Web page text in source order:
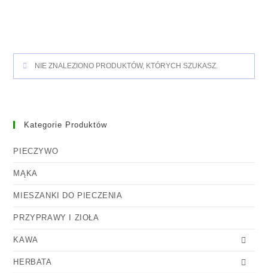
NIE ZNALEZIONO PRODUKTÓW, KTÓRYCH SZUKASZ.
Kategorie Produktów
PIECZYWO
MĄKA
MIESZANKI DO PIECZENIA
PRZYPRAWY I ZIOŁA
KAWA
HERBATA